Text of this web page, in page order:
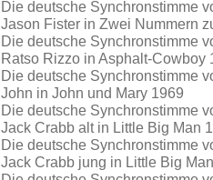
Die deutsche Synchronstimme
Jason Fister in Zwei Nummern
Die deutsche Synchronstimme
Ratso Rizzo in Asphalt-Cowboy
Die deutsche Synchronstimme
John in John und Mary 1969
Die deutsche Synchronstimme
Jack Crabb alt in Little Big Man
Die deutsche Synchronstimme
Jack Crabb jung in Little Big